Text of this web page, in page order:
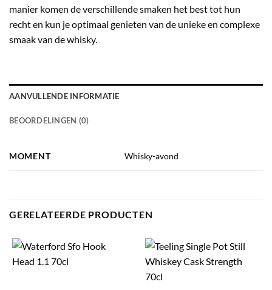
manier komen de verschillende smaken het best tot hun
recht en kun je optimaal genieten van de unieke en complexe
smaak van de whisky.
AANVULLENDE INFORMATIE
BEOORDELINGEN (0)
MOMENT Whisky-avond
GERELATEERDE PRODUCTEN